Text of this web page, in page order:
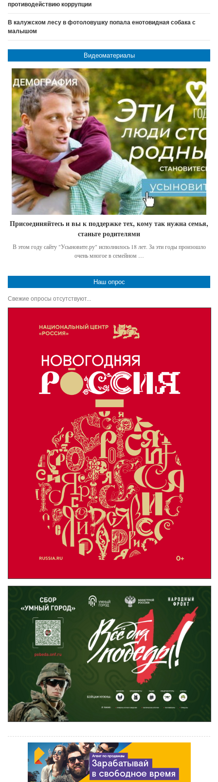
противодействию коррупции
В калужском лесу в фотоловушку попала енотовидная собака с
малышом
Видеоматериалы
Присоединяйтесь и вы к поддержке тех, кому так нужна семья,
станьте родителями
В этом году сайту "Усыновите.ру" исполнилось 18 лет. За эти годы произошло
очень многое в семейном …
Наш опрос
Свежие опросы отсутствуют...